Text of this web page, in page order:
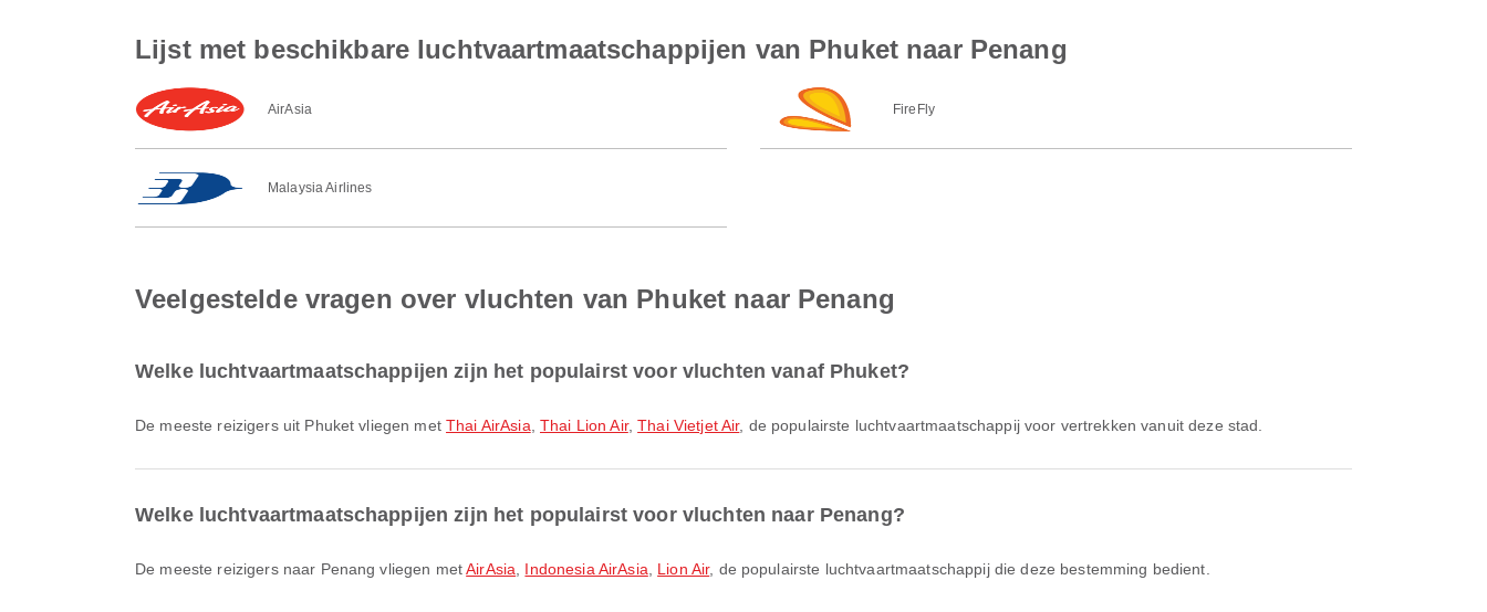
Lijst met beschikbare luchtvaartmaatschappijen van Phuket naar Penang
AirAsia FireFly
Malaysia Airlines
Veelgestelde vragen over vluchten van Phuket naar Penang
Welke luchtvaartmaatschappijen zijn het populairst voor vluchten vanaf Phuket?
De meeste reizigers uit Phuket vliegen metThai AirAsia Thai Lion Air,Thai Vietjet Air, de populairste luchtvaartmaatschappij voor vertrekken vanuit deze stad.
Welke luchtvaartmaatschappijen zijn het populairst voor vluchten naar Penang?
De meeste reizigers naar Penang vliegen metAirAsia Indonesia AirAsia Lion Air, de populairste luchtvaartmaatschappij die deze bestemming bedient.